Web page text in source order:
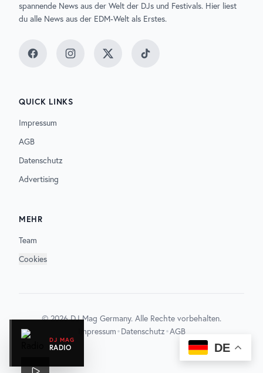
DJ MAG
RADIO DE
spannende News aus der Welt der DJs und Festivals. Hier liest
du alle News aus der EDM-Welt als Erstes.
FacebookInstagramTwitter TikTok
QUICK LINKS
Impressum
AGB
Datenschutz
Advertising
MEHR
Team
Cookies
©2026DJ Mag Germany. Alle Rechte vorbehalten.
Impressum•Datenschutz•AGB